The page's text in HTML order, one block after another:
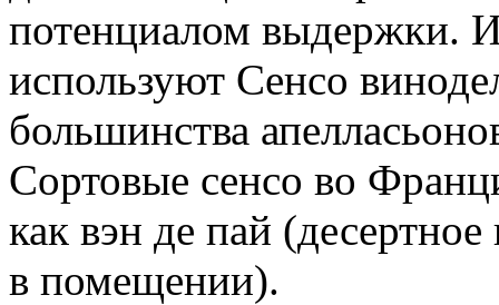
потенциалом выдержки.
используют Сенсо
большинства
Сортовые сенсо во
как вэн де пай
в помещении).